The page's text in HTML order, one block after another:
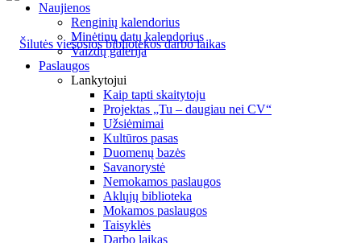
Naujienos
Renginių kalendorius
Minėtinų datų kalendorius
Vaizdų galerija
Paslaugos
Lankytojui
Kaip tapti skaitytoju
Projektas „Tu – daugiau nei CV“
Užsiėmimai
Kultūros pasas
Duomenų bazės
Savanorystė
Nemokamos paslaugos
Aklųjų biblioteka
Mokamos paslaugos
Taisyklės
Darbo laikas